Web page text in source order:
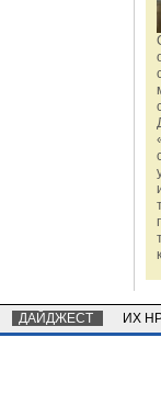
ДАЙДЖЕСТ ИХ